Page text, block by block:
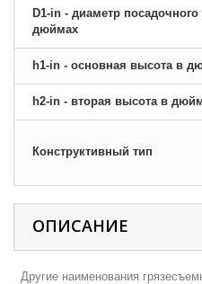
D1-in - диаметр посадочного
дюймах
h1-in - основная высота в
h2-in - вторая высота в
Конструктивный тип
ОПИСАНИЕ
Другие наименования